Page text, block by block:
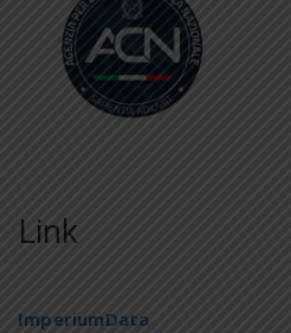
Link
ImperiumData